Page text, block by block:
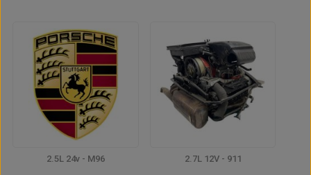
2.5L 24v - M96 2.7L 12V - 911